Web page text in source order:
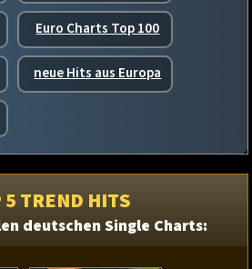
Euro Charts Top 100
neue Hits aus Europa
5 TREND HITS
deutschen Single Charts: